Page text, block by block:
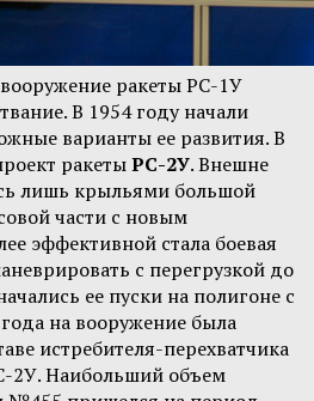
ракеты РС-1У
В 1954 году начали
варианты ее развития. В
ракетыРС-2У. Внешне
лишь крыльями большой
части с новым
эффективной стала боевая
с перегрузкой до
ее пуски на полигоне с
на вооружение была
истребителя-перехватчика
Наибольший объем